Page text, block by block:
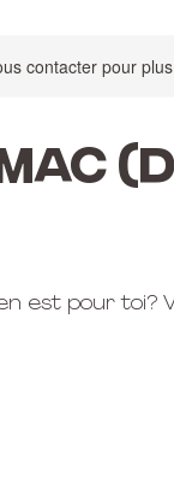
contacter pour
est pour